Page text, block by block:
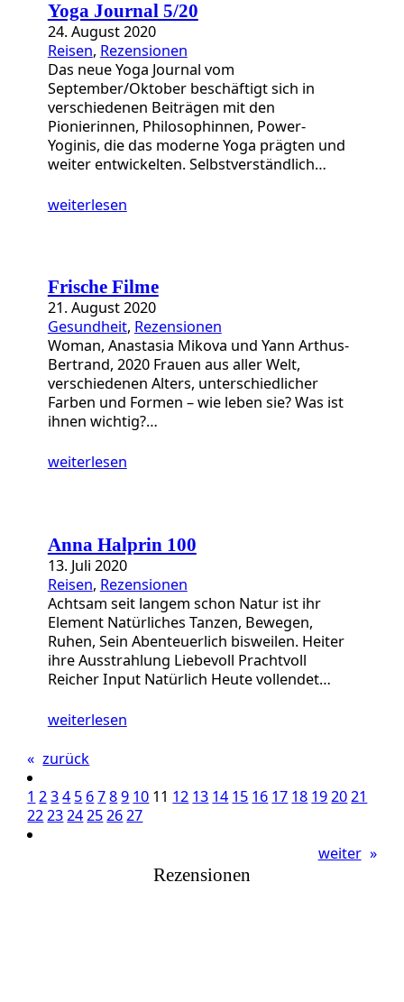
Yoga Journal 5/20
24. August 2020
Reisen, Rezensionen
Das neue Yoga Journal vom
September/Oktober beschäftigt sich in
verschiedenen Beiträgen mit den
Pionierinnen, Philosophinnen, Power-
Yoginis, die das moderne Yoga prägten und
weiter entwickelten. Selbstverständlich…
weiterlesen
Frische Filme
21. August 2020
Gesundheit, Rezensionen
Woman, Anastasia Mikova und Yann Arthus-
Bertrand, 2020 Frauen aus aller Welt,
verschiedenen Alters, unterschiedlicher
Farben und Formen – wie leben sie? Was ist
ihnen wichtig?…
weiterlesen
Anna Halprin 100
13. Juli 2020
Reisen, Rezensionen
Achtsam seit langem schon Natur ist ihr
Element Natürliches Tanzen, Bewegen,
Ruhen, Sein Abenteuerlich bisweilen. Heiter
ihre Ausstrahlung Liebevoll Prachtvoll
Reicher Input Natürlich Heute vollendet…
weiterlesen
« zurück
1 234 5 6789 10 11 12 13 14 15 16 17 18 192021
222324252627
weiter »
Rezensionen